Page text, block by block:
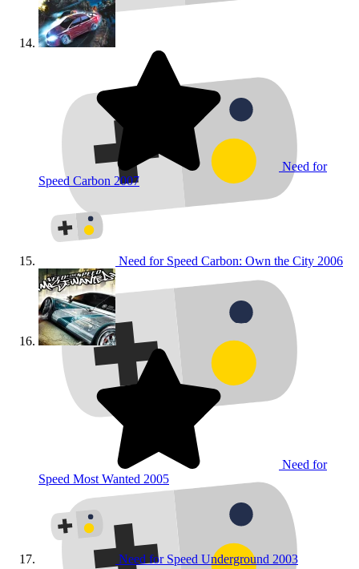
Need for
Speed Carbon 2007
Need for Speed Carbon: Own the City 2006
Need for
Speed Most Wanted 2005
Need for Speed Underground 2003